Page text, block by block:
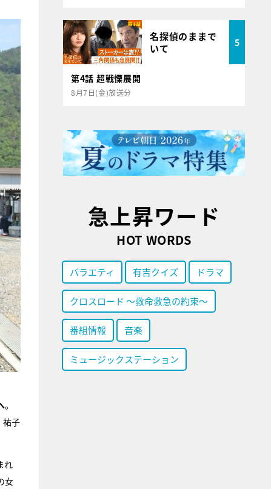
。
祐子
れ
女
名探偵のままで
いて
5
第4話 超戦慄展開
8月7日(金)放送分
急上昇ワード
HOT WORDS
バラエティ 有吉クイズ ドラマ
クロスロード ～救命救急の約束～
番組情報 音楽
ミュージックステーション